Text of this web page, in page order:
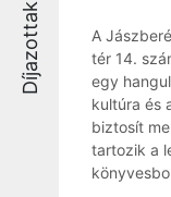
Díjazottak
A
tér 14.
egy
kultúra és
biztosít
tartozik a